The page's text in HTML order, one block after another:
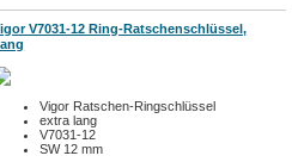
V7031-12 Ring-Ratschenschlüssel,
Vigor Ratschen-Ringschlüssel
extra lang
V7031-12
SW 12 mm